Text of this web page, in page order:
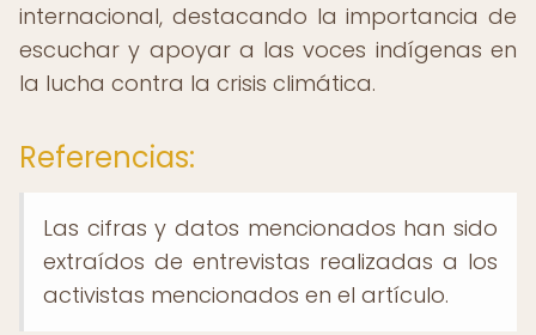
internacional, destacando la importancia de
escuchar y apoyar a las voces indígenas en
la lucha contra la crisis climática.
Referencias:
Las cifras y datos mencionados han sido
extraídos de entrevistas realizadas a los
activistas mencionados en el artículo.